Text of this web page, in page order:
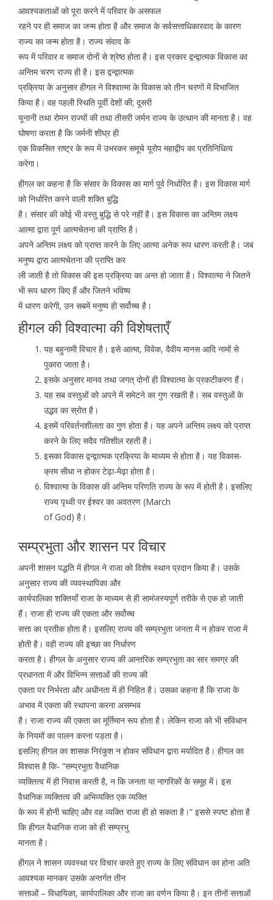
आवश्यकताओं को पूरा करने में परिवार के असफल
रहने पर ही समाज का जन्म होता है और समाज के सर्वसत्ताधिकारवाद के कारण
राज्य का जन्म होता है। राज्य संवाद के
रूप में परिवार व समाज दोनों से श्रेष्ठ होता है। इस प्रकार द्वन्द्वात्मक विकास का
अन्तिम चरण राज्य ही है। इस द्वन्द्वात्मक
प्रक्रिया के अनुसार हीगल ने विश्वात्मा के विकास को तीन चरणों में विभाजित
किया है। वह पहली स्थिति पूर्वी देशों की; दूसरी
यूनानी तथा रोमन राज्यों की तथा तीसरी जर्मन राज्य के उत्थान की मानता है। वह
घोषणा करता है कि जर्मनी शीघ्र ही
एक विकसित राष्ट्र के रूप में उभरकर समूचे यूरोप महाद्वीप का प्रतिनिधित्व
करेगा।
हीगल का कहना है कि संसार के विकास का मार्ग पूर्व निर्धारित है। इस विकास मार्ग
को निर्धारित करने वाली शक्ति बुद्धि
है। संसार की कोई भी वस्तु बुद्धि से परे नहीं है। इस विकास का अन्तिम लक्ष्य
आत्मा द्वारा पूर्ण आत्मचेतना की प्राप्ति है।
अपने अन्तिम लक्ष्य को प्राप्त करने के लिए आत्मा अनेक रूप धारण करती है। जब
मनुष्य द्वारा आत्मचेतना की प्राप्ति कर
ली जाती है तो विकास की इस प्रक्रिया का अन्त हो जाता है। विश्वात्मा ने जितने
भी रूप धारण किए हैं और जितने भविष्य
में धारण करेगी, उन सबमें मनुष्य ही सर्वोच्च है।
हीगल की विश्वात्मा की विशेषताएँ
यह बहुनामी विचार है। इसे आत्मा, विवेक, दैवीय मानस आदि नामों से
पुकारा जाता है।
इसके अनुसार मानव तथा जगत् दोनों ही विश्वात्मा के प्रकटीकरण हैं।
यह सब वस्तुओं को अपने में समेटने का गुण रखती है। सब वस्तुओं के
उद्भव का स्रोत है।
इसमें परिवर्तनशीलता का गुण होता है। यह अपने अन्तिम लक्ष्य को प्राप्त
करने के लिए सदैव गतिशील रहती है।
इसका विकास द्वन्द्वात्मक प्रक्रिया के माध्यम से होता है। यह विकास-
क्रम सीधा न होकर टेढ़ा-मेढ़ा होता है।
विश्वात्मा के विकास की अन्तिम परिणति राज्य के रूप में होती है। इसलिए
राज्य पृथ्वी पर ईश्वर का अवतरण (March
of God) है।
सम्प्रभुता और शासन पर विचार
अपनी शासन पद्धति में हीगल ने राजा को विशेष स्थान प्रदान किया है। उसके
अनुसार राज्य की व्यवस्थापिका और
कार्यपालिका शक्तियाँ राजा के माध्यम से ही सामंजस्यपूर्ण तरीके से एक हो जाती
हैं। राजा ही राज्य की एकता और सर्वोच्च
सत्ता का प्रतीक होता है। इसलिए राज्य की सम्प्रभुता जनता में न होकर राजा में
होती है। वही राज्य की इच्छा का निर्धारण
करता है। हीगल के अनुसार राज्य की आन्तरिक सम्प्रभुता का सार समग्र की
प्रधानता में और विभिन्न सत्ताओं की राज्य की
एकता पर निर्भरता और अधीनता में ही निहित है। उसका कहना है कि राजा के
अभाव में एकता की स्थापना करना असम्भव
है। राजा राज्य की एकता का मूर्तिमान रूप होता है। लेकिन राजा को भी संविधान
के नियमों का पालन करना पड़ता है।
इसलिए हीगल का शासक निरंकुश न होकर संविधान द्वारा मर्यादित है। हीगल का
विश्वास है कि- “सम्प्रभुता वैधानिक
व्यक्तित्व में ही निवास करती है, न कि जनता या नागरिकों के समूह में। इस
वैधानिक व्यक्तित्व की अभिव्यक्ति एक व्यक्ति
के रूप में होनी चाहिए और वह व्यक्ति राजा ही हो सकता है।” इससे स्पष्ट होता है
कि हीगल वैधानिक राजा को ही सम्प्रभु
मानता है।
हीगल ने शासन व्यवस्था पर विचार करते हुए राज्य के लिए संविधान का होना अति
आवश्यक मानकर उसके अन्तर्गत तीन
सत्ताओं – विधायिका, कार्यपालिका और राजा का वर्णन किया है। इन तीनों सत्ताओं